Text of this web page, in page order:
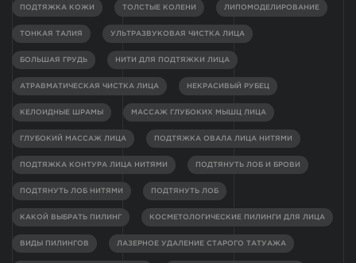
ПОДТЯЖКА КОЖИ ТОЛСТЫЕ КОЛЕНИ ЛИПОМОДЕЛИРОВАНИЕ
ТОНКАЯ ТАЛИЯ УЛЬТРАЗВУКОВАЯ ЧИСТКА ЛИЦА
БОЛЬШАЯ ГРУДЬ НИТИ ДЛЯ ПОДТЯЖКИ ЛИЦА
АТРАВМАТИЧЕСКАЯ ЧИСТКА ЛИЦА НЕКРАСИВЫЙ РУБЕЦ
КЕЛОИДНЫЕ ШРАМЫ МАССАЖ ГЛУБОКИХ МЫШЦ ЛИЦА
ГЛУБОКИЙ МАССАЖ ЛИЦА ПОДТЯЖКА ОВАЛА ЛИЦА НИТЯМИ
ПОДТЯЖКА КОНТУРА ЛИЦА НИТЯМИ ПОДТЯНУТЬ ЛОБ И БРОВИ
ПОДТЯНУТЬ ЛОБ НИТЯМИ ПОДТЯНУТЬ ЛОБ
КАКОЙ ВЫБРАТЬ ПИЛИНГ КОСМЕТОЛОГИЧЕСКИЕ ПИЛИНГИ ДЛЯ ЛИЦА
ВИДЫ ПИЛИНГОВ ЛАЗЕРНОЕ УДАЛЕНИЕ СТАРОГО ТАТУАЖА